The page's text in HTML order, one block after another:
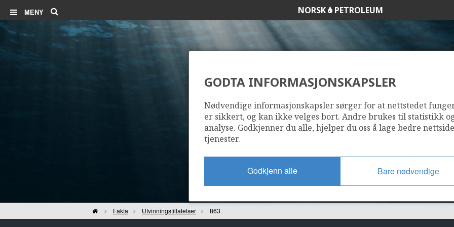
MENY NORSK PETROLEUM
863
Hjem Fakta Utvinningstillatelser 863
GODTA INFORMASJONSKAPSLER
Nødvendige informasjonskapsler sørger for at nettstedet
er sikkert, og kan ikke velges bort. Andre brukes til statistikk
analyse. Godkjenner du alle, hjelper du oss å lage bedre
tjenester.
Godkjenn alle Bare nødvendige